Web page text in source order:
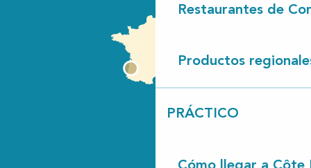
Restaurantes de
Productos
PRÁCTICO